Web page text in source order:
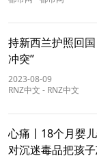
持新西兰护照回
冲突”
2023-08-09
RNZ中文 - RNZ中文
心痛丨18个月婴
对沉迷毒品把孩